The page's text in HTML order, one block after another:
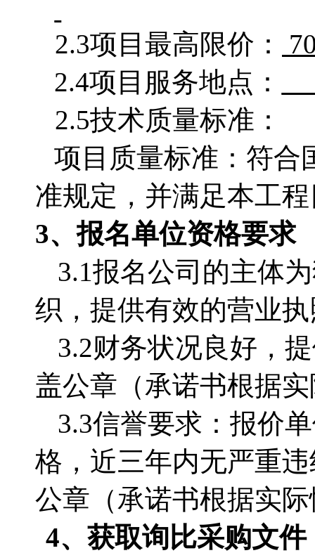
2.3项目最高限价：
2.4项目服务地点：
2.5技术质量标准：
项目质量标准：符合
准规定，并满足本工
3、报名单位资格要求
3.1报名公司的主体
织，提供有效的营业
3.2财务状况良好，
盖公章（承诺书根据
3.3信誉要求：报价
格，近三年内无严重
公章（承诺书根据实
4、 获取询比采购文件